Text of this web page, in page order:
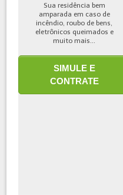
Sua residência bem
amparada em caso de
incêndio, roubo de bens,
eletrônicos queimados e
muito mais...
SIMULE E
CONTRATE